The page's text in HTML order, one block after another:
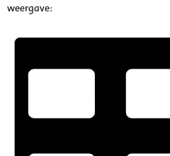
weergave: